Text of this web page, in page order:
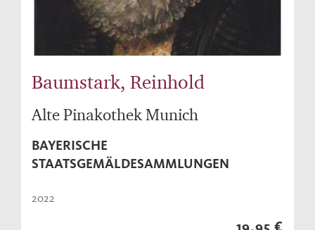
Baumstark, Reinhold
Alte Pinakothek Munich
BAYERISCHE
STAATSGEMÄLDESAMMLUNGEN
2022
19,95 €